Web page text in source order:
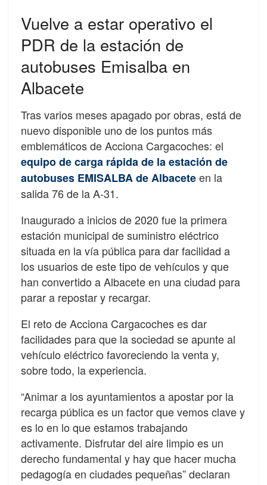
Vuelve a estar operativo el
PDR de la estación de
autobuses Emisalba en
Albacete
Tras varios meses apagado por obras, está de
nuevo disponible uno de los puntos más
emblemáticos de Acciona Cargacoches: el
equipo de carga rápida de la estación de
autobuses EMISALBA de Albaceteen la
salida 76 de la A-31.
Inaugurado a inicios de 2020 fue la primera
estación municipal de suministro eléctrico
situada en la vía pública para dar facilidad a
los usuarios de este tipo de vehículos y que
han convertido a Albacete en una ciudad para
parar a repostar y recargar.
El reto de Acciona Cargacoches es dar
facilidades para que la sociedad se apunte al
vehículo eléctrico favoreciendo la venta y,
sobre todo, la experiencia.
“Animar a los ayuntamientos a apostar por la
recarga pública es un factor que vemos clave y
es lo en lo que estamos trabajando
activamente. Disfrutar del aire limpio es un
derecho fundamental y hay que hacer mucha
pedagogía en ciudades pequeñas” declaran